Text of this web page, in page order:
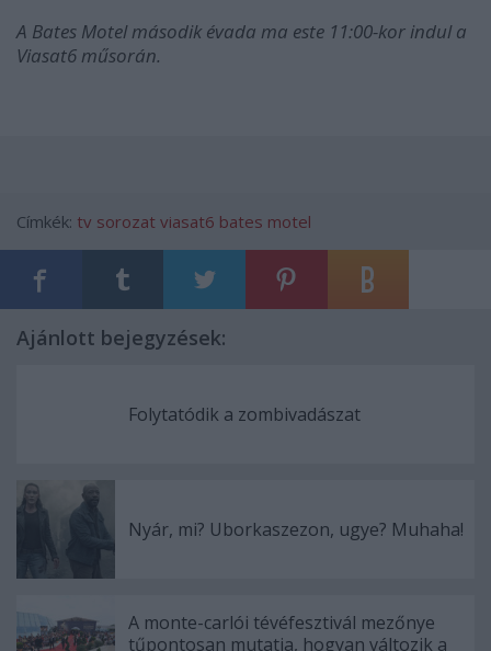
A Bates Motel második évada ma este 11:00-kor indul a
Viasat6 műsorán.
Címkék: tv sorozat viasat6 bates motel
Ajánlott bejegyzések:
Folytatódik a zombivadászat
Nyár, mi? Uborkaszezon, ugye? Muhaha!
A monte-carlói tévéfesztivál mezőnye
tűpontosan mutatja, hogyan változik a